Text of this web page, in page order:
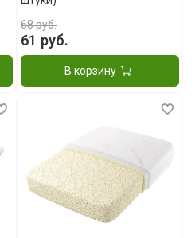
68 руб.
61 руб.
В корзину